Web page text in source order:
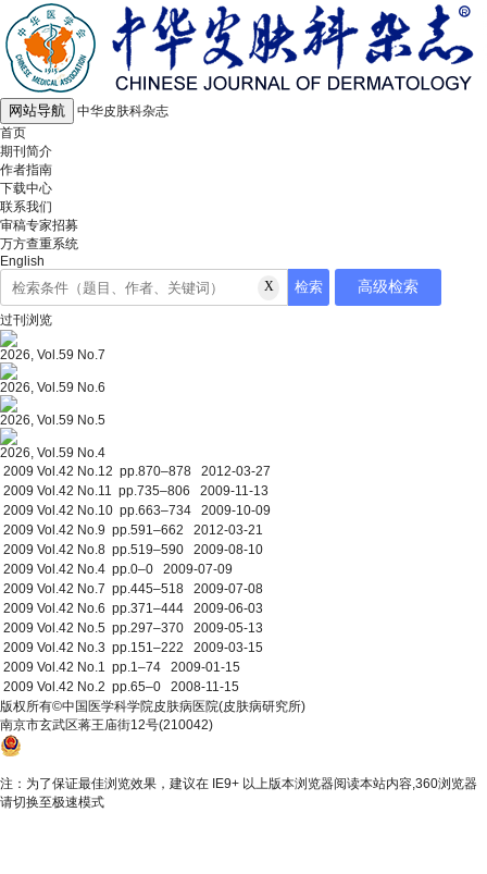
网站导航
中华皮肤科杂志
首页
期刊简介
作者指南
下载中心
联系我们
审稿专家招募
万方查重系统
English
过刊浏览
2026, Vol.59 No.7
2026, Vol.59 No.6
2026, Vol.59 No.5
2026, Vol.59 No.4
2009 Vol.42 No.12 pp.870–878 2012-03-27
2009 Vol.42 No.11 pp.735–806 2009-11-13
2009 Vol.42 No.10 pp.663–734 2009-10-09
2009 Vol.42 No.9 pp.591–662 2012-03-21
2009 Vol.42 No.8 pp.519–590 2009-08-10
2009 Vol.42 No.4 pp.0–0 2009-07-09
2009 Vol.42 No.7 pp.445–518 2009-07-08
2009 Vol.42 No.6 pp.371–444 2009-06-03
2009 Vol.42 No.5 pp.297–370 2009-05-13
2009 Vol.42 No.3 pp.151–222 2009-03-15
2009 Vol.42 No.1 pp.1–74 2009-01-15
2009 Vol.42 No.2 pp.65–0 2008-11-15
版权所有©中国医学科学院皮肤病医院(皮肤病研究所)
南京市玄武区蒋王庙街12号(210042)
注：为了保证最佳浏览效果，建议在 IE9+ 以上版本浏览器阅读本站内容,360浏览器
请切换至极速模式